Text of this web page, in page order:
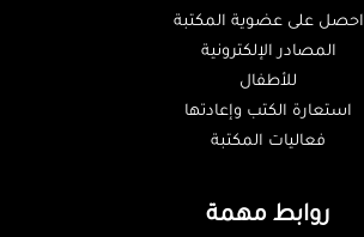
احصل على عضوية المكتبة
المصادر الإلكترونية
للأطفال
استعارة الكتب وإعادتها
فعاليات المكتبة
روابط مهمة